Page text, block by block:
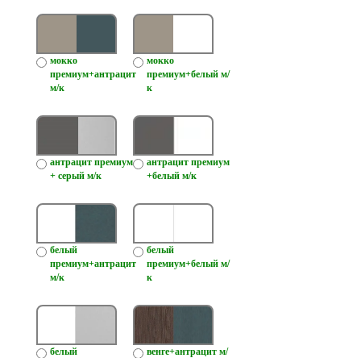
мокко
премиум+антрацит
м/к
мокко
премиум+белый м/
к
антрацит премиум
+ серый м/к
антрацит премиум
+белый м/к
белый
премиум+антрацит
м/к
белый
премиум+белый м/
к
белый
венге+антрацит м/